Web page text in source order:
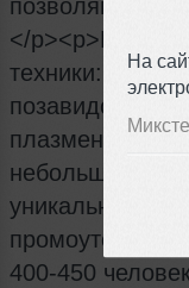
На
позволяют
</p><p>Клуб
техники:
позавидовать.
плазменных
небольшая
уникальную
промоутеры
400-450